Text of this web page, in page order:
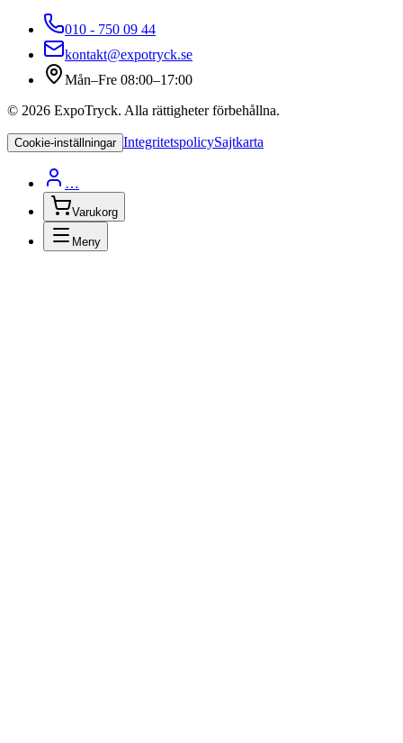
010 - 750 09 44
kontakt@expotryck.se
Mån–Fre 08:00–17:00
© 2026 ExpoTryck. Alla rättigheter förbehållna.
Cookie-inställningar IntegritetspolicySajtkarta
…
Varukorg
Meny